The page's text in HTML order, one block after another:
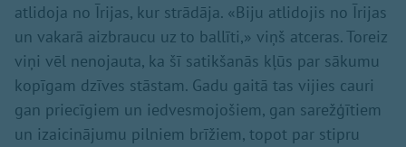
atlidoja no Īrijas, kur strādāja. «Biju atlidojis no Īrijas
un vakarā aizbraucu uz to ballīti,» viņš atceras. Toreiz
viņi vēl nenojauta, ka šī satikšanās kļūs par sākumu
kopīgam dzīves stāstam. Gadu gaitā tas vijies cauri
gan priecīgiem un iedvesmojošiem, gan sarežģītiem
un izaicinājumu pilniem brīžiem, topot par stipru